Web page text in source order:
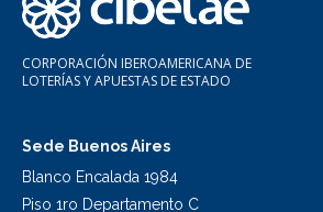
CORPORACIÓN IBEROAMERICANA DE
LOTERÍAS Y APUESTAS DE ESTADO
Sede Buenos Aires
Blanco Encalada 1984
Piso 1ro Departamento C